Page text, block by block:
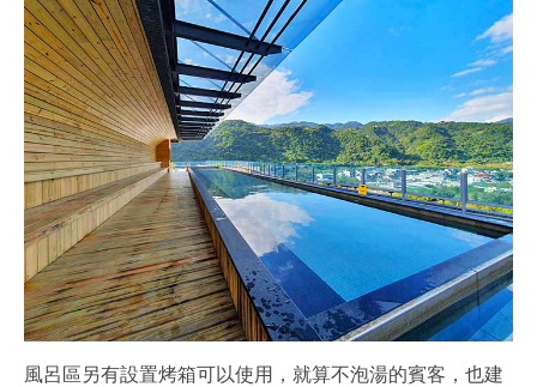
風呂區另有設置烤箱可以使用，就算不泡湯的賓客，也建